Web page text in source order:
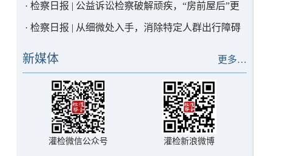
· 检察日报 | 公益诉讼检察破解顽疾，“房前屋后”更
宜居
· 检察日报 | 从细微处入手，消除特定人群出行障碍
更多…
新媒体
灌检微信公众号 灌检新浪微博